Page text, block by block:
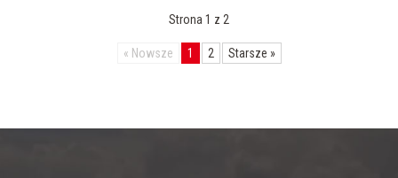
Strona 1 z 2
« Nowsze 1 2 Starsze »